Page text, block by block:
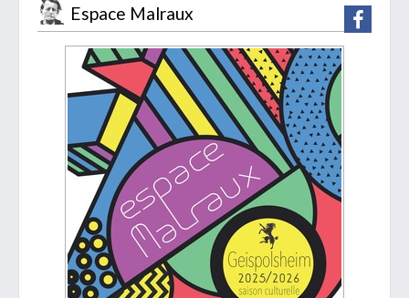
Espace Malraux